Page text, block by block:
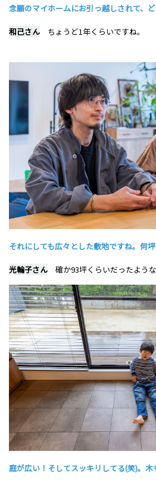
念願のマイホームにお引っ越しされて、
和己さん ちょうど1年くらいですね。
それにしても広々とした敷地ですね。何
光輪子さん 確か93坪くらいだったような
庭が広い！そしてスッキリしてる(笑)。木